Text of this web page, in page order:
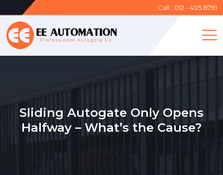
Call : 012 - 405 8791
Sliding Autogate Only Opens
Halfway – What’s the Cause?